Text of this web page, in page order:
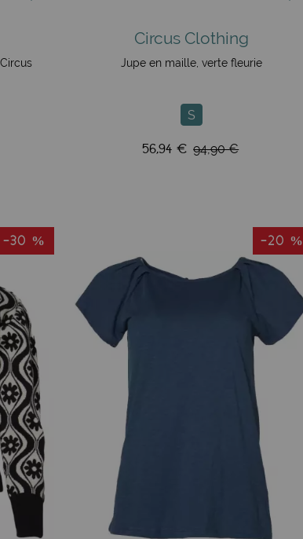
Circus Clothing
Jupe en maille, verte fleurie
S
56,94 € 94,90 €
-30 % -20 %